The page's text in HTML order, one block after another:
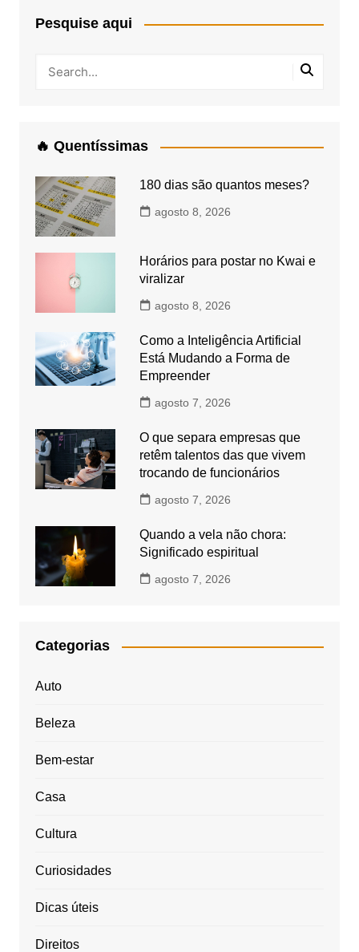
Pesquise aqui
🔥 Quentíssimas
180 dias são quantos meses?
agosto 8, 2026
Horários para postar no Kwai e
viralizar
agosto 8, 2026
Como a Inteligência Artificial
Está Mudando a Forma de
Empreender
agosto 7, 2026
O que separa empresas que
retêm talentos das que vivem
trocando de funcionários
agosto 7, 2026
Quando a vela não chora:
Significado espiritual
agosto 7, 2026
Categorias
Auto
Beleza
Bem-estar
Casa
Cultura
Curiosidades
Dicas úteis
Direitos